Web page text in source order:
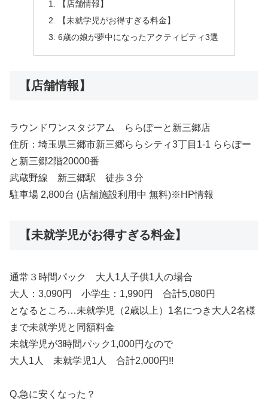
【店舗情報】
【未就学児がお得すぎる料金】
6歳の娘が夢中になったアクティビティ3選
【店舗情報】
ラウンドワンスタジアム ららぽーと新三郷店
住所：埼玉県三郷市新三郷ららシティ3丁目1-1 ららぽー
と新三郷2階20000番
武蔵野線 新三郷駅 徒歩３分
駐車場 2,800台 (店舗施設利用中 無料)※HP情報
【未就学児がお得すぎる料金】
通常３時間パック 大人1人子供1人の場合
大人：3,090円 小学生：1,990円 合計5,080円
となるところ…未就学児（2歳以上）1名につき大人2名様
まで未就学児と同額料金
未就学児が3時間パック1,000円なので
大人1人 未就学児1人 合計2,000円!!
Q.急に安くなった？